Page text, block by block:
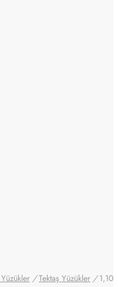
/ Tektaş Yüzükler /1,10